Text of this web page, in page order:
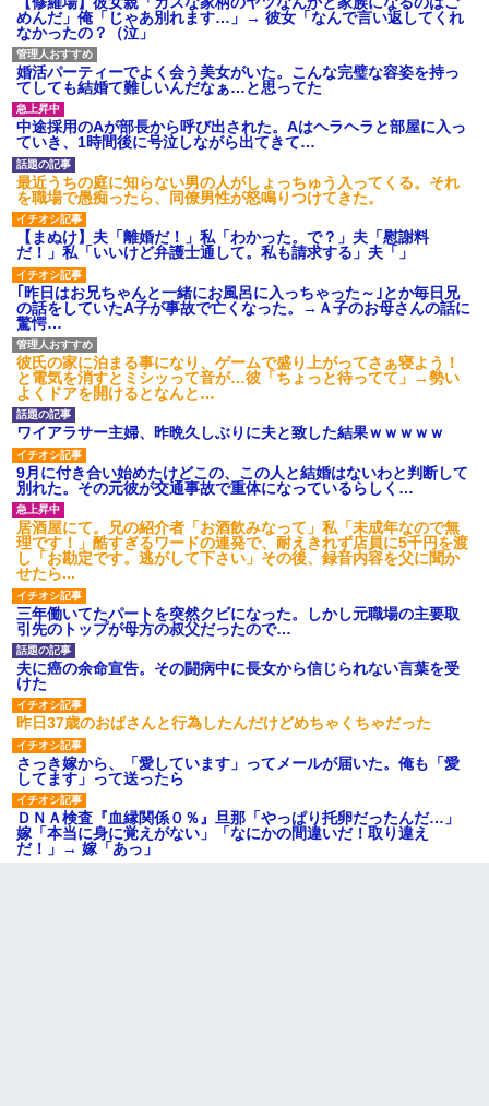
果・・・
私「初めて飲む味だけどなん
のお茶？」彼「ちっ！」私「」
【GIF】JSのカンチョーワロ
タ
後続車にクラクションを鳴ら
され彼氏が逆切れ。「何クラク
ション鳴らしてんだ！降りてこ
いよ！」と怒鳴りだし...
【衝撃】報酬100万円超の治験
募集がこちらｗｗｗｗｗ(※画像
あり)
【ネット騒然】惨殺されたタ
ワマン頂き女子のこの動画、す
げえええええｗｗｗｗｗｗｗｗ
ｗｗｗ
【愕然】白のクラウン俺氏、
高速道路左車線を制限速度で走
った結果wwwwwwwwwwww
百年の恋12-899 食べた量を
張り合ってくる
【悲報】佐藤輝明・・・２軍
でも盛大にやらかす←あまり悲
しませないでくれ
めんだ」俺「じゃあ別れます…」→ 彼女「なんで言い返してくれ
なかったの？（泣」
婚活パーティーでよく会う美女がいた。こんな完璧な容姿を持っ
てしても結婚て難しいんだなぁ…と思ってた
中途採用のAが部長から呼び出された。Aはヘラヘラと部屋に入っ
ていき、1時間後に号泣しながら出てきて…
最近うちの庭に知らない男の人がしょっちゅう入ってくる。それ
を職場で愚痴ったら、同僚男性が怒鳴りつけてきた。
【まぬけ】夫「離婚だ！」私「わかった。で？」夫「慰謝料
だ！」私「いいけど弁護士通して。私も請求する」夫「」
｢昨日はお兄ちゃんと一緒にお風呂に入っちゃった～｣とか毎日兄
の話をしていたA子が事故で亡くなった。→Ａ子のお母さんの話に
驚愕…
彼氏の家に泊まる事になり、ゲームで盛り上がってさぁ寝よう！
と電気を消すとミシッって音が…彼「ちょっと待ってて」→勢い
よくドアを開けるとなんと…
ワイアラサー主婦、昨晩久しぶりに夫と致した結果ｗｗｗｗｗ
9月に付き合い始めたけどこの、この人と結婚はないわと判断して
別れた。その元彼が交通事故で重体になっているらしく…
居酒屋にて。兄の紹介者「お酒飲みなって」私「未成年なので無
理です！」酷すぎるワードの連発で、耐えきれず店員に5千円を渡
し「お勘定です。逃がして下さい」その後、録音内容を父に聞か
せたら...
三年働いてたパートを突然クビになった。しかし元職場の主要取
引先のトップが母方の叔父だったので…
夫に癌の余命宣告。その闘病中に長女から信じられない言葉を受
けた
昨日37歳のおばさんと行為したんだけどめちゃくちゃだった
さっき嫁から、「愛しています」ってメールが届いた。俺も「愛
してます」って送ったら
ＤＮＡ検査『血縁関係０％』旦那「やっぱり托卵だったんだ…」
嫁「本当に身に覚えがない」「なにかの間違いだ！取り違え
だ！」→ 嫁「あっ」